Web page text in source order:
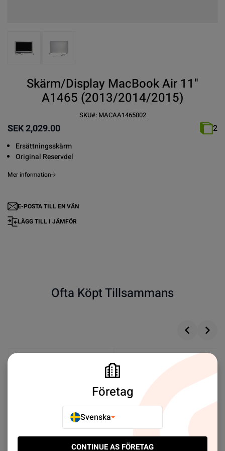
Skärm/Display MacBook Air 11"
A1465 (2013/2014/2015)
SKU#: MACAA1465002
SEK 2,029.00 2
Ersättningsskärm
Original Reservdel
Mer information
E-POSTA TILL EN VÄN
LÄGG TILL I JÄMFÖR
Ofta Köpt Tillsammans
Företag
Svenska
CONTINUE AS FÖRETAG